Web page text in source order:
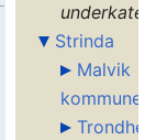
Strinda
Malvik
kommune